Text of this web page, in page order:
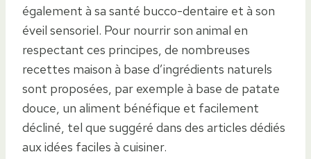
également à sa santé bucco-dentaire et à son
éveil sensoriel. Pour nourrir son animal en
respectant ces principes, de nombreuses
recettes maison à base d’ingrédients naturels
sont proposées, par exemple à base de patate
douce, un aliment bénéfique et facilement
décliné, tel que suggéré dans des articles dédiés
aux idées faciles à cuisiner.